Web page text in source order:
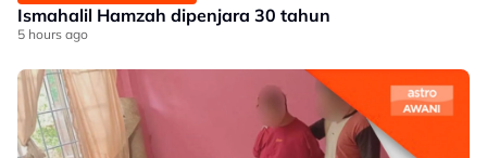
Ismahalil Hamzah dipenjara 30 tahun
5 hours ago